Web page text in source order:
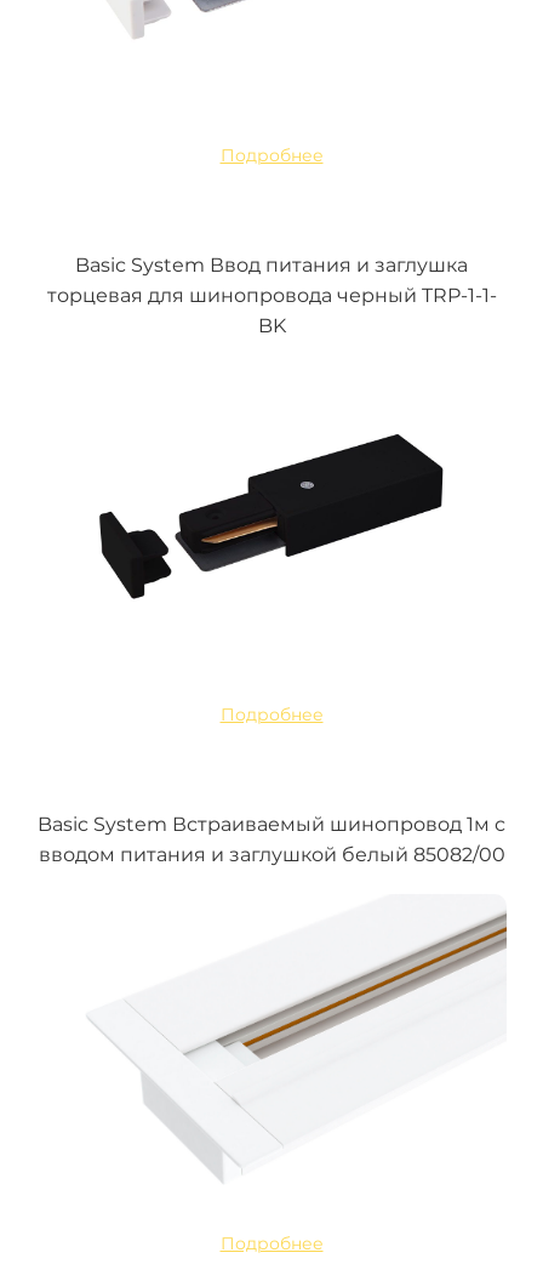
Подробнее
Basic System Ввод питания и заглушка
торцевая для шинопровода черный TRP-1-1-
BK
Подробнее
Basic System Встраиваемый шинопровод 1м с
вводом питания и заглушкой белый 85082/00
Подробнее